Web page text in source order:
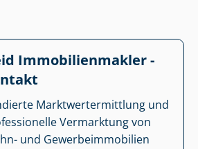
Im­mo­bi­li­en­mak­ler -
Markt­wert­ermitt­lung und
Vermarktung von
und Ge­wer­be­im­mo­bi­li­en